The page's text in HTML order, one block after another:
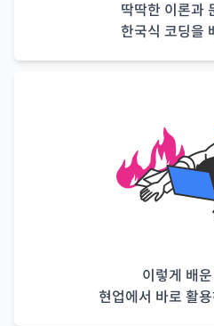
딱딱한 이론과
한국식 코딩을
이렇게 배
현업에서 바로 활